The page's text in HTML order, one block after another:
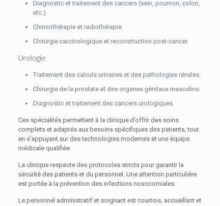
Diagnostic et traitement des cancers (sein, poumon, colon,
etc.).
Chimiothérapie et radiothérapie.
Chirurgie carcinologique et reconstruction post-cancer.
Urologie
Traitement des calculs urinaires et des pathologies rénales.
Chirurgie de la prostate et des organes génitaux masculins.
Diagnostic et traitement des cancers urologiques.
Ces spécialités permettent à la clinique d’offrir des soins
complets et adaptés aux besoins spécifiques des patients, tout
en s’appuyant sur des technologies modernes et une équipe
médicale qualifiée.
La clinique respecte des protocoles stricts pour garantir la
sécurité des patients et du personnel. Une attention particulière
est portée à la prévention des infections nosocomiales.
Le personnel administratif et soignant est courtois, accueillant et